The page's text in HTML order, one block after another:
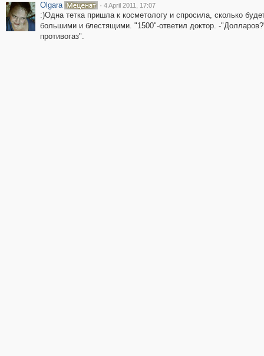
Olgara
· 4 April 2011, 17:07
:)Одна тетка пришла к косметологу и спросила, сколько
большими и блестящими. "1500"-ответил доктор. -
противогаз".